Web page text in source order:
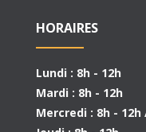
HORAIRES
Lundi : 8h - 12h
Mardi : 8h - 12h
Mercredi : 8h - 12h